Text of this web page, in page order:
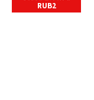
RUB2